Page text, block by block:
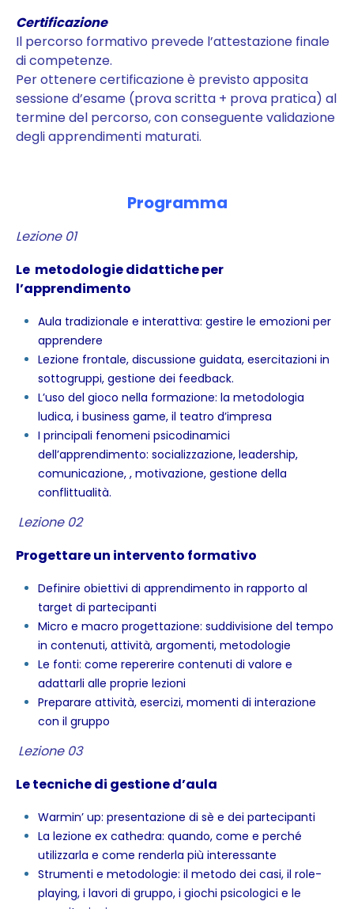
Certificazione
Il percorso formativo prevede l’attestazione finale
di competenze.
Per ottenere certificazione è previsto apposita
sessione d’esame (prova scritta + prova pratica) al
termine del percorso, con conseguente validazione
degli apprendimenti maturati.
Programma
Lezione 01
Le metodologie didattiche per
l’apprendimento
Aula tradizionale e interattiva: gestire le emozioni per
apprendere
Lezione frontale, discussione guidata, esercitazioni in
sottogruppi, gestione dei feedback.
L’uso del gioco nella formazione: la metodologia
ludica, i business game, il teatro d’impresa
I principali fenomeni psicodinamici
dell’apprendimento: socializzazione, leadership,
comunicazione, , motivazione, gestione della
conflittualità.
Lezione 02
Progettare un intervento formativo
Definire obiettivi di apprendimento in rapporto al
target di partecipanti
Micro e macro progettazione: suddivisione del tempo
in contenuti, attività, argomenti, metodologie
Le fonti: come repererire contenuti di valore e
adattarli alle proprie lezioni
Preparare attività, esercizi, momenti di interazione
con il gruppo
Lezione 03
Le tecniche di gestione d’aula
Warmin’ up: presentazione di sè e dei partecipanti
La lezione ex cathedra: quando, come e perché
utilizzarla e come renderla più interessante
Strumenti e metodologie: il metodo dei casi, il role-
playing, i lavori di gruppo, i giochi psicologici e le